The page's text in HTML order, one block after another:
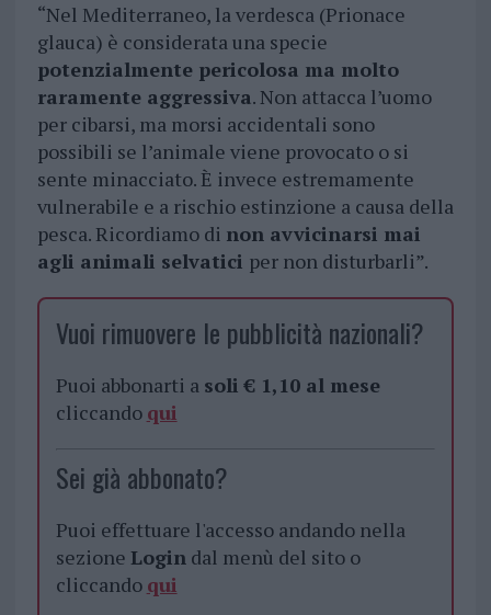
“Nel Mediterraneo, la verdesca (Prionace
glauca) è considerata una specie
potenzialmente pericolosa ma molto
raramente aggressiva. Non attacca l’uomo
per cibarsi, ma morsi accidentali sono
possibili se l’animale viene provocato o si
sente minacciato. È invece estremamente
vulnerabile e a rischio estinzione a causa della
pesca. Ricordiamo di non avvicinarsi mai
agli animali selvatici per non disturbarli”.
Vuoi rimuovere le pubblicità nazionali?
Puoi abbonarti a soli € 1,10 al mese
cliccando qui
Sei già abbonato?
Puoi effettuare l'accesso andando nella
sezione Logindal menù del sito o
cliccando qui